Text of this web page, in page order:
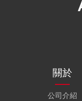
關於
公司介紹